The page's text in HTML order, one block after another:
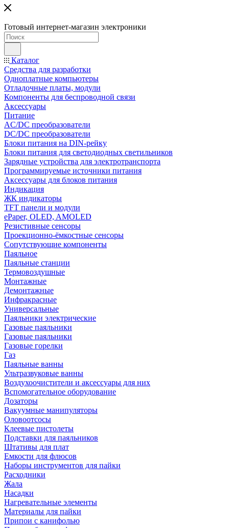
Готовый интернет-магазин электроники
Каталог
Средства для разработки
Одноплатные компьютеры
Отладочные платы, модули
Компоненты для беспроводной связи
Аксессуары
Питание
AC/DC преобразователи
DC/DC преобразователи
Блоки питания на DIN-рейку
Блоки питания для светодиодных светильников
Зарядные устройства для электротранспорта
Программируемые источники питания
Аксессуары для блоков питания
Индикация
ЖК индикаторы
TFT панели и модули
ePaper, OLED, AMOLED
Резистивные сенсоры
Проекционно-ёмкостные сенсоры
Сопутствующие компоненты
Паяльное
Паяльные станции
Термовоздушные
Монтажные
Демонтажные
Инфракрасные
Универсальные
Паяльники электрические
Газовые паяльники
Газовые паяльники
Газовые горелки
Газ
Паяльные ванны
Ультразвуковые ванны
Воздухоочистители и аксессуары для них
Вспомогательное оборудование
Дозаторы
Вакуумные манипуляторы
Оловоотсосы
Клеевые пистолеты
Подставки для паяльников
Штативы для плат
Емкости для флюсов
Наборы инструментов для пайки
Расходники
Жала
Насадки
Нагревательные элементы
Материалы для пайки
Припои с канифолью